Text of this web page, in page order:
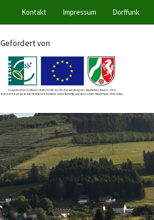
Kontakt Impressum Dorffunk
Gefördert von